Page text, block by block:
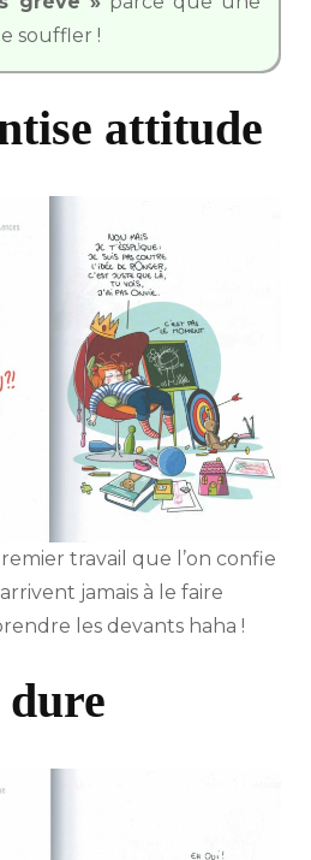
souffler !
attitude
travail que l’on confie
jamais à le faire
les devants haha !
dure